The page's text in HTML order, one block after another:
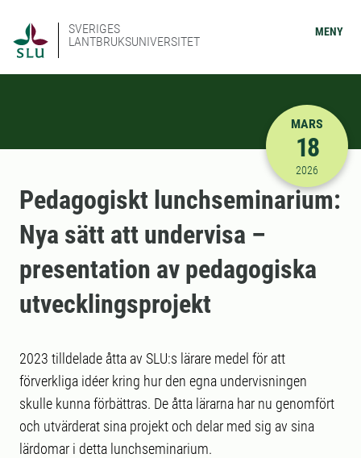
SVERIGES
LANTBRUKSUNIVERSITET
MENY
2026-03-
MARS
18
2026
Pedagogiskt lunchseminarium:
Nya sätt att undervisa –
presentation av pedagogiska
utvecklingsprojekt
2023 tilldelade åtta av SLU:s lärare medel för att
förverkliga idéer kring hur den egna undervisningen
skulle kunna förbättras. De åtta lärarna har nu genomfört
och utvärderat sina projekt och delar med sig av sina
lärdomar i detta lunchseminarium.